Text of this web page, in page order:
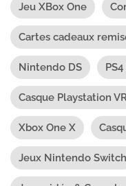
Jeu XBox One
Cartes cadeaux
Nintendo DS
Casque Playstation
Xbox One X
Jeux Nintendo Switch